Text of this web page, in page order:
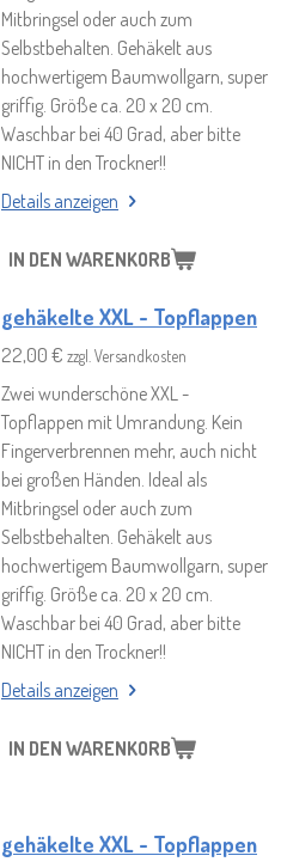
Mitbringsel oder auch zum
Selbstbehalten. Gehäkelt aus
hochwertigem Baumwollgarn, super
griffig. Größe ca. 20 x 20 cm.
Waschbar bei 40 Grad, aber bitte
NICHT in den Trockner!!
Details anzeigen
IN DEN WARENKORB
gehäkelte XXL - Topflappen
22,00 € zzgl. Versandkosten
Zwei wunderschöne XXL -
Topflappen mit Umrandung. Kein
Fingerverbrennen mehr, auch nicht
bei großen Händen. Ideal als
Mitbringsel oder auch zum
Selbstbehalten. Gehäkelt aus
hochwertigem Baumwollgarn, super
griffig. Größe ca. 20 x 20 cm.
Waschbar bei 40 Grad, aber bitte
NICHT in den Trockner!!
Details anzeigen
IN DEN WARENKORB
gehäkelte XXL - Topflappen